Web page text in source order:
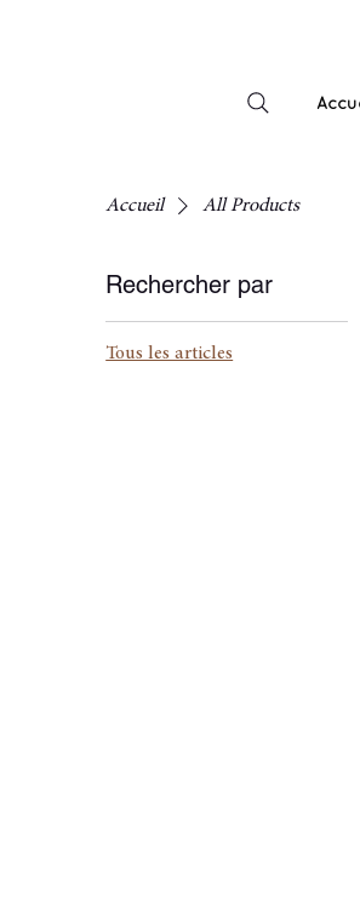
Accueil All Products
Rechercher par
Tous les articles